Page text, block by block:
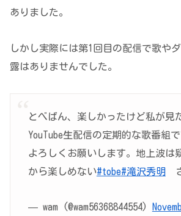
ありました。
しかし実際には第1回目の配信で歌や
露はありませんでした。
とべばん、楽しかったけど私が見
YouTube生配信の定期的な歌番組
よろしくお願いします。地上波は
から楽しめない#tobe#滝沢秀明
— wam (@wam56368844554)